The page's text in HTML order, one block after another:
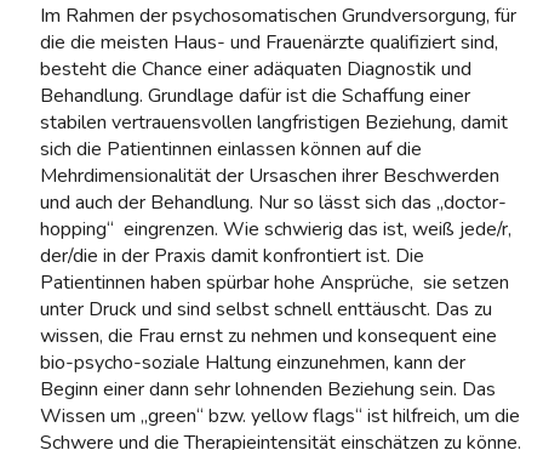
Im Rahmen der psychosomatischen Grundversorgung, für
die die meisten Haus- und Frauenärzte qualifiziert sind,
besteht die Chance einer adäquaten Diagnostik und
Behandlung. Grundlage dafür ist die Schaffung einer
stabilen vertrauensvollen langfristigen Beziehung, damit
sich die Patientinnen einlassen können auf die
Mehrdimensionalität der Ursaschen ihrer Beschwerden
und auch der Behandlung. Nur so lässt sich das „doctor-
hopping“ eingrenzen. Wie schwierig das ist, weiß jede/r,
der/die in der Praxis damit konfrontiert ist. Die
Patientinnen haben spürbar hohe Ansprüche, sie setzen
unter Druck und sind selbst schnell enttäuscht. Das zu
wissen, die Frau ernst zu nehmen und konsequent eine
bio-psycho-soziale Haltung einzunehmen, kann der
Beginn einer dann sehr lohnenden Beziehung sein. Das
Wissen um „green“ bzw. yellow flags“ ist hilfreich, um die
Schwere und die Therapieintensität einschätzen zu könne.